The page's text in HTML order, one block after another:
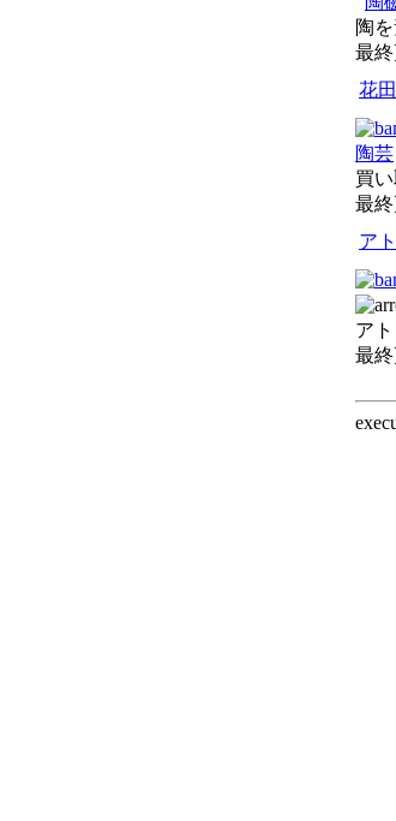
陶
最
花
陶芸
買
最
ア
ア
最